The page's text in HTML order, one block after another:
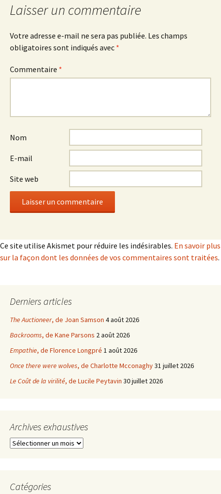
articles
Laisser un commentaire
Votre adresse e-mail ne sera pas publiée. Les champs
obligatoires sont indiqués avec *
Commentaire *
Nom
E-mail
Site web
Ce site utilise Akismet pour réduire les indésirables. En savoir plus
sur la façon dont les données de vos commentaires sont traitées.
Derniers articles
The Auctioneer, de Joan Samson 4 août 2026
Backrooms, de Kane Parsons 2 août 2026
Empathie, de Florence Longpré 1 août 2026
Once there were wolves, de Charlotte Mcconaghy31 juillet 2026
Le Coût de la virilité, de Lucile Peytavin 30 juillet 2026
Archives exhaustives
Archives
Catégories